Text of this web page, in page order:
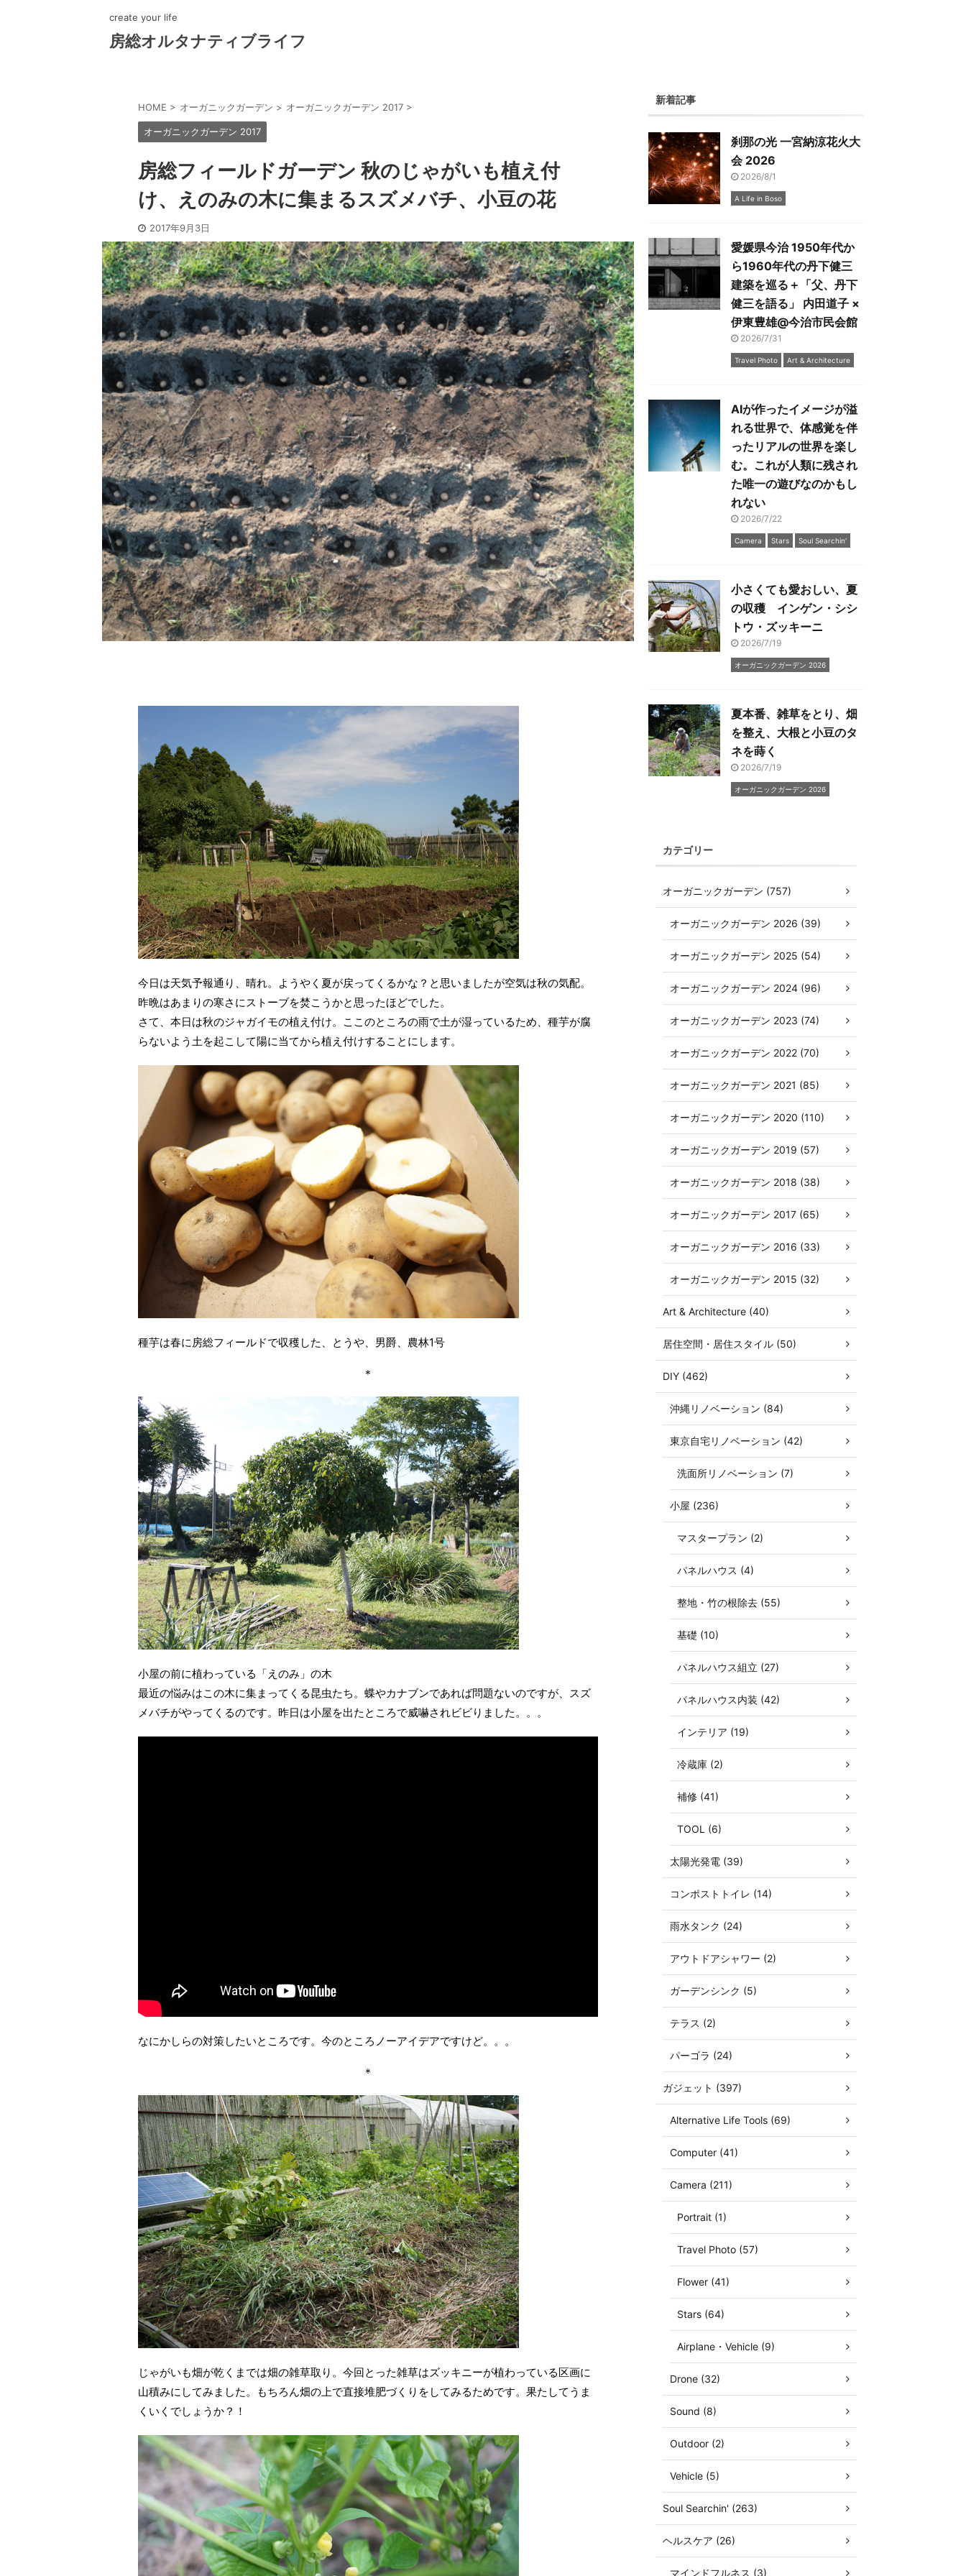
create your life
房総オルタナティブライフ
HOME > オーガニックガーデン > オーガニックガーデン 2017 >
オーガニックガーデン 2017
房総フィールドガーデン 秋のじゃがいも植え付
け、えのみの木に集まるスズメバチ、小豆の花
2017年9月3日
今日は天気予報通り、晴れ。ようやく夏が戻ってくるかな？と思いましたが空気は秋の気配。
昨晩はあまりの寒さにストーブを焚こうかと思ったほどでした。
さて、本日は秋のジャガイモの植え付け。ここのところの雨で土が湿っているため、種芋が腐
らないよう土を起こして陽に当てから植え付けすることにします。
種芋は春に房総フィールドで収穫した、とうや、男爵、農林1号
＊
小屋の前に植わっている「えのみ」の木
最近の悩みはこの木に集まってくる昆虫たち。蝶やカナブンであれば問題ないのですが、スズ
メバチがやってくるのです。昨日は小屋を出たところで威嚇されビビりました。。。
なにかしらの対策したいところです。今のところノーアイデアですけど。。。
＊
じゃがいも畑が乾くまでは畑の雑草取り。今回とった雑草はズッキニーが植わっている区画に
山積みにしてみました。もちろん畑の上で直接堆肥づくりをしてみるためです。果たしてうま
くいくでしょうか？！
新着記事
刹那の光 一宮納涼花火大
会 2026
2026/8/1
A Life in Boso
愛媛県今治 1950年代か
ら1960年代の丹下健三
建築を巡る＋「父、丹下
健三を語る」 内田道子 ×
伊東豊雄@今治市民会館
2026/7/31
Travel Photo Art & Architecture
AIが作ったイメージが溢
れる世界で、体感覚を伴
ったリアルの世界を楽し
む。これが人類に残され
た唯一の遊びなのかもし
れない
2026/7/22
Camera Stars Soul Searchin'
小さくても愛おしい、夏
の収穫 インゲン・シシ
トウ・ズッキーニ
2026/7/19
オーガニックガーデン 2026
夏本番、雑草をとり、畑
を整え、大根と小豆のタ
ネを蒔く
2026/7/19
オーガニックガーデン 2026
カテゴリー
オーガニックガーデン (757)
オーガニックガーデン 2026 (39)
オーガニックガーデン 2025 (54)
オーガニックガーデン 2024 (96)
オーガニックガーデン 2023 (74)
オーガニックガーデン 2022 (70)
オーガニックガーデン 2021 (85)
オーガニックガーデン 2020 (110)
オーガニックガーデン 2019 (57)
オーガニックガーデン 2018 (38)
オーガニックガーデン 2017 (65)
オーガニックガーデン 2016 (33)
オーガニックガーデン 2015 (32)
Art & Architecture (40)
居住空間・居住スタイル (50)
DIY (462)
沖縄リノベーション (84)
東京自宅リノベーション (42)
洗面所リノベーション (7)
小屋 (236)
マスタープラン (2)
パネルハウス (4)
整地・竹の根除去 (55)
基礎 (10)
パネルハウス組立 (27)
パネルハウス内装 (42)
インテリア (19)
冷蔵庫 (2)
補修 (41)
TOOL (6)
太陽光発電 (39)
コンポストトイレ (14)
雨水タンク (24)
アウトドアシャワー (2)
ガーデンシンク (5)
テラス (2)
パーゴラ (24)
ガジェット (397)
Alternative Life Tools (69)
Computer (41)
Camera (211)
Portrait (1)
Travel Photo (57)
Flower (41)
Stars (64)
Airplane・Vehicle (9)
Drone (32)
Sound (8)
Outdoor (2)
Vehicle (5)
Soul Searchin' (263)
ヘルスケア (26)
マインドフルネス (3)